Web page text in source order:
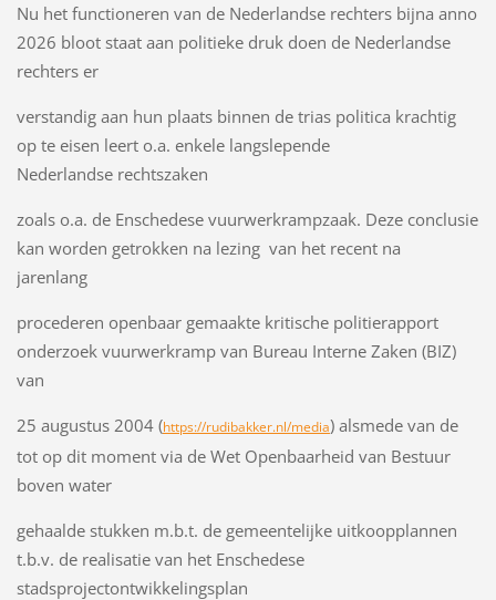
Nu het functioneren van de Nederlandse rechters bijna anno
2026 bloot staat aan politieke druk doen de Nederlandse
rechters er
verstandig aan hun plaats binnen de trias politica krachtig
op te eisen leert o.a. enkele langslepende
Nederlandse rechtszaken
zoals o.a. de Enschedese vuurwerkrampzaak. Deze conclusie
kan worden getrokken na lezing van het recent na
jarenlang
procederen openbaar gemaakte kritische politierapport
onderzoek vuurwerkramp van Bureau Interne Zaken (BIZ)
van
25 augustus 2004 (https://rudibakker.nl/media) alsmede van de
tot op dit moment via de Wet Openbaarheid van Bestuur
boven water
gehaalde stukken m.b.t. de gemeentelijke uitkoopplannen
t.b.v. de realisatie van het Enschedese
stadsprojectontwikkelingsplan